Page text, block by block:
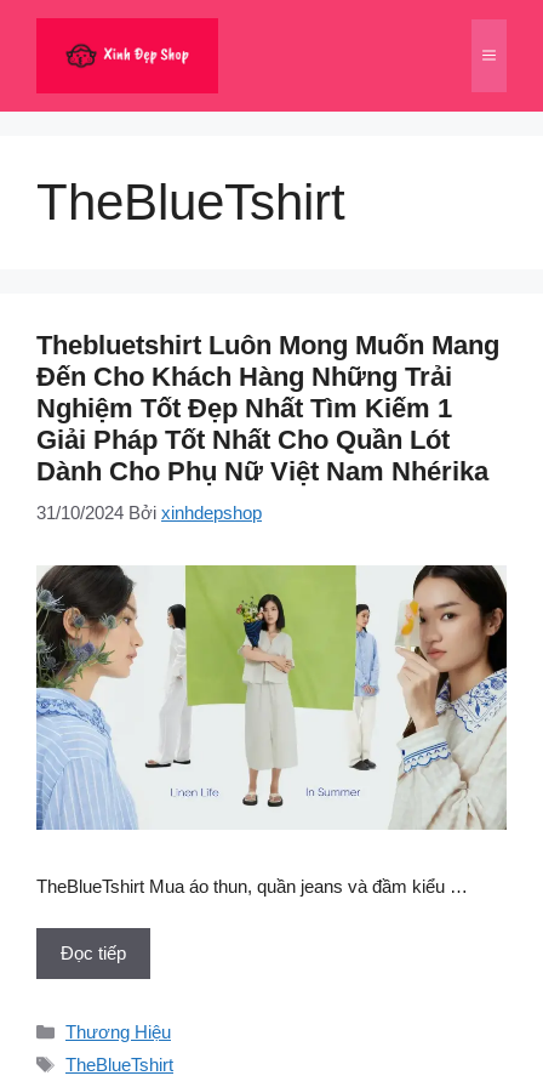
dung
Menu
TheBlueTshirt
Thebluetshirt Luôn Mong Muốn Mang
Đến Cho Khách Hàng Những Trải
Nghiệm Tốt Đẹp Nhất Tìm Kiếm 1
Giải Pháp Tốt Nhất Cho Quần Lót
Dành Cho Phụ Nữ Việt Nam Nhérika
31/10/2024 Bởi xinhdepshop
TheBlueTshirt Mua áo thun, quần jeans và đầm kiểu …
Đọc tiếp
Danh
mục
Thương Hiệu
Thẻ
TheBlueTshirt